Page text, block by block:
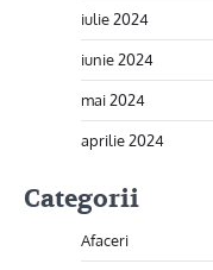
iulie 2024
iunie 2024
mai 2024
aprilie 2024
Categorii
Afaceri